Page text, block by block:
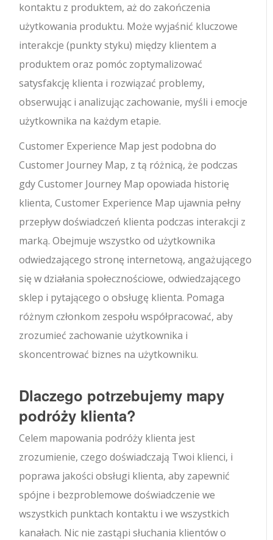
kontaktu z produktem, aż do zakończenia
użytkowania produktu. Może wyjaśnić kluczowe
interakcje (punkty styku) między klientem a
produktem oraz pomóc zoptymalizować
satysfakcję klienta i rozwiązać problemy,
obserwując i analizując zachowanie, myśli i emocje
użytkownika na każdym etapie.
Customer Experience Map jest podobna do
Customer Journey Map, z tą różnicą, że podczas
gdy Customer Journey Map opowiada historię
klienta, Customer Experience Map ujawnia pełny
przepływ doświadczeń klienta podczas interakcji z
marką. Obejmuje wszystko od użytkownika
odwiedzającego stronę internetową, angażującego
się w działania społecznościowe, odwiedzającego
sklep i pytającego o obsługę klienta. Pomaga
różnym członkom zespołu współpracować, aby
zrozumieć zachowanie użytkownika i
skoncentrować biznes na użytkowniku.
Dlaczego potrzebujemy mapy
podróży klienta?
Celem mapowania podróży klienta jest
zrozumienie, czego doświadczają Twoi klienci, i
poprawa jakości obsługi klienta, aby zapewnić
spójne i bezproblemowe doświadczenie we
wszystkich punktach kontaktu i we wszystkich
kanałach. Nic nie zastąpi słuchania klientów o